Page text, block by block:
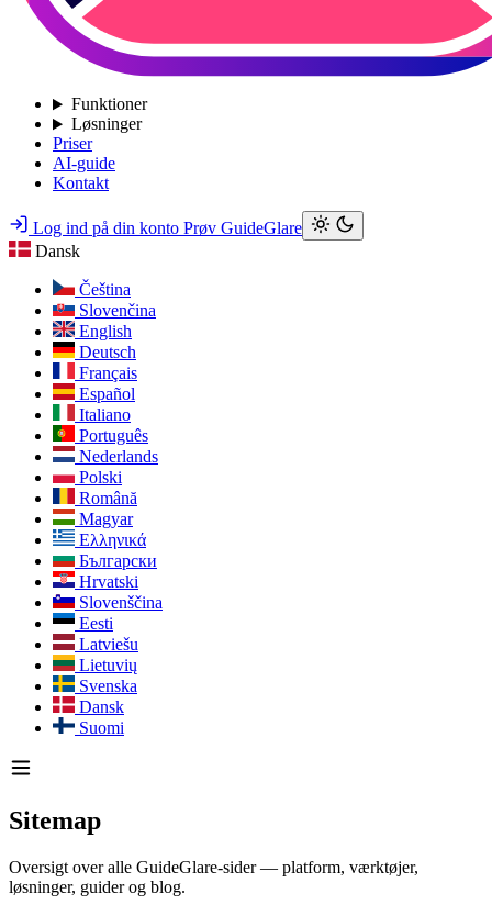
Funktioner
Løsninger
Priser
AI-guide
Kontakt
Log ind på din konto Prøv GuideGlare
Dansk
Čeština
Slovenčina
English
Deutsch
Français
Español
Italiano
Português
Nederlands
Polski
Română
Magyar
Ελληνικά
Български
Hrvatski
Slovenščina
Eesti
Latviešu
Lietuvių
Svenska
Dansk
Suomi
Sitemap
Oversigt over alle GuideGlare-sider — platform, værktøjer,
løsninger, guider og blog.